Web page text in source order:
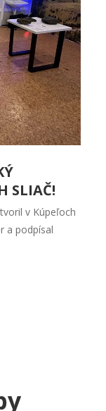
SLIAČ!
v Kúpeľoch
a podpísal